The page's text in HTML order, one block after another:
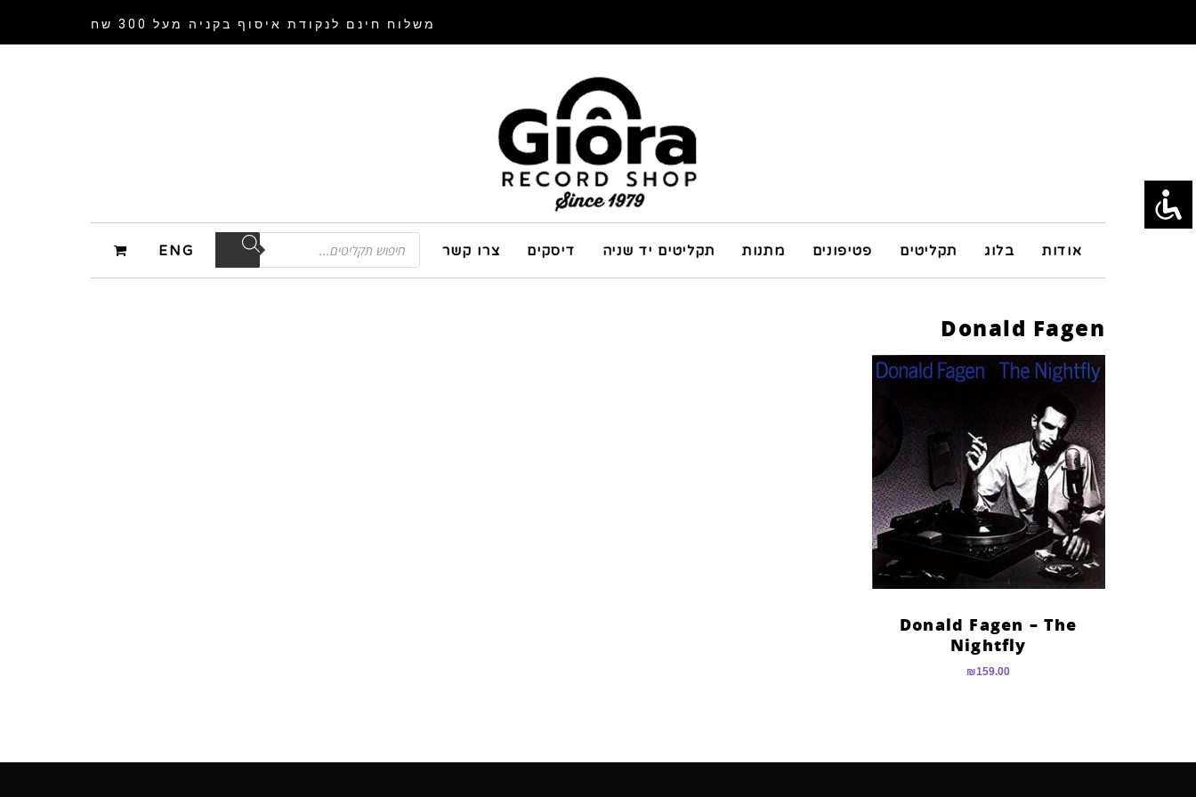
משלוח חינם לנקודת איסוף בקניה מעל 300 שח
אודות בלוג תקליטים פטיפונים מתנות תקליטים יד שניה דיסקים צרו קשר ENG
Donald Fagen
Donald Fagen – The
Nightfly
₪159.00